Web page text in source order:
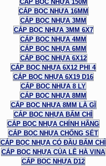
CÁP BỌC NHỰA 150M
CÁP BỌC NHỰA 16MM
CÁP BỌC NHỰA 3MM
CÁP BỌC NHỰA 3MM 6X7
CÁP BỌC NHỰA 4MM
CÁP BỌC NHỰA 6MM
CÁP BỌC NHỰA 6X12
CÁP BỌC NHỰA 6X12 PHI 4
CÁP BỌC NHỰA 6X19 D16
CÁP BỌC NHỰA 8 LY
CÁP BỌC NHỰA 8MM
CÁP BỌC NHỰA 8MM LÀ GÌ
CÁP BỌC NHỰA BẤM CHÌ
CÁP BỌC NHỰA CHÍNH HÃNG
CÁP BỌC NHỰA CHỐNG SÉT
CÁP BỌC NHỰA CÓ ĐẦU BẤM CHÌ
CÁP BỌC NHỰA CỦA LÊ HÀ VINA
CÁP BỌC NHỰA D12